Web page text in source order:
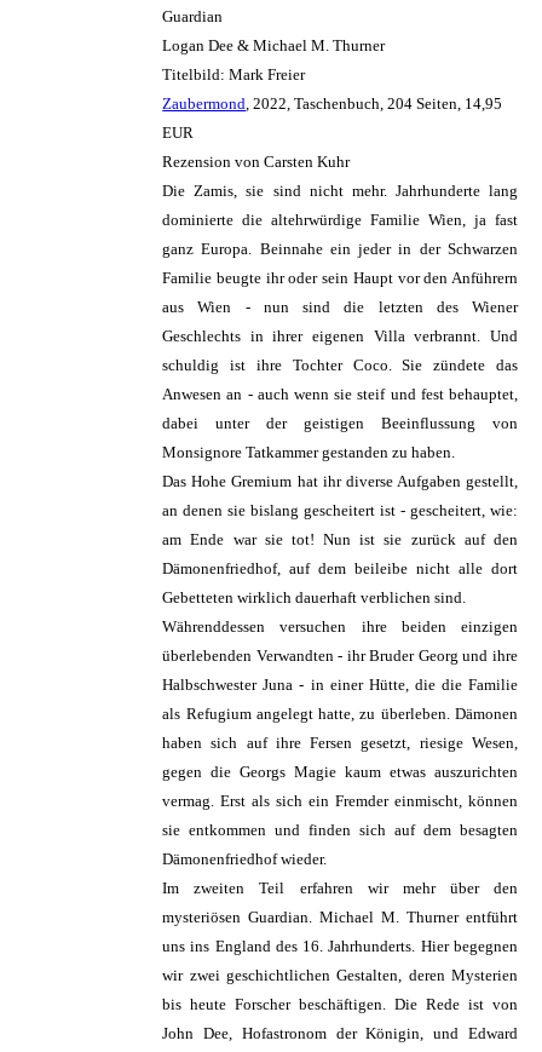
Guardian
Logan Dee & Michael M. Thurner
Titelbild: Mark Freier
Zaubermond , 2022, Taschenbuch, 204 Seiten, 14,95
EUR
Rezension von Carsten Kuhr
Die Zamis, sie sind nicht mehr. Jahrhunderte lang
dominierte die altehrwürdige Familie Wien, ja fast
ganz Europa. Beinnahe ein jeder in der Schwarzen
Familie beugte ihr oder sein Haupt vor den Anführern
aus Wien - nun sind die letzten des Wiener
Geschlechts in ihrer eigenen Villa verbrannt. Und
schuldig ist ihre Tochter Coco. Sie zündete das
Anwesen an - auch wenn sie steif und fest behauptet,
dabei unter der geistigen Beeinflussung von
Monsignore Tatkammer gestanden zu haben.
Das Hohe Gremium hat ihr diverse Aufgaben gestellt,
an denen sie bislang gescheitert ist - gescheitert, wie:
am Ende war sie tot! Nun ist sie zurück auf den
Dämonenfriedhof, auf dem beileibe nicht alle dort
Gebetteten wirklich dauerhaft verblichen sind.
Währenddessen versuchen ihre beiden einzigen
überlebenden Verwandten - ihr Bruder Georg und ihre
Halbschwester Juna - in einer Hütte, die die Familie
als Refugium angelegt hatte, zu überleben. Dämonen
haben sich auf ihre Fersen gesetzt, riesige Wesen,
gegen die Georgs Magie kaum etwas auszurichten
vermag. Erst als sich ein Fremder einmischt, können
sie entkommen und finden sich auf dem besagten
Dämonenfriedhof wieder.
Im zweiten Teil erfahren wir mehr über den
mysteriösen Guardian. Michael M. Thurner entführt
uns ins England des 16. Jahrhunderts. Hier begegnen
wir zwei geschichtlichen Gestalten, deren Mysterien
bis heute Forscher beschäftigen. Die Rede ist von
John Dee, Hofastronom der Königin, und Edward